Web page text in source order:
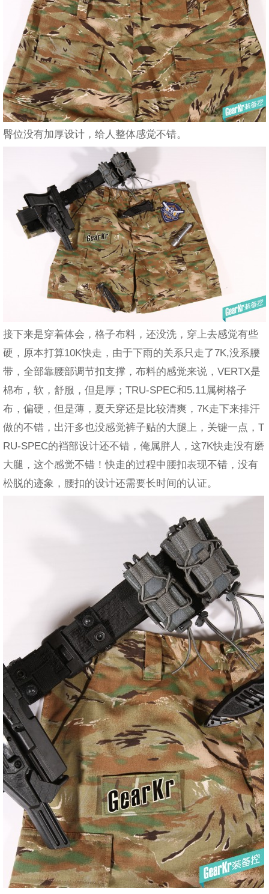
臀位没有加厚设计，给人整体感觉不错。
接下来是穿着体会，格子布料，还没洗，穿上去感觉有些
硬，原本打算10K快走，由于下雨的关系只走了7K,没系腰
带，全部靠腰部调节扣支撑，布料的感觉来说，VERTX是
棉布，软，舒服，但是厚；TRU-SPEC和5.11属树格子
布，偏硬，但是薄，夏天穿还是比较清爽，7K走下来排汗
做的不错，出汗多也没感觉裤子贴的大腿上，关键一点，T
RU-SPEC的裆部设计还不错，俺属胖人，这7K快走没有磨
大腿，这个感觉不错！快走的过程中腰扣表现不错，没有
松脱的迹象，腰扣的设计还需要长时间的认证。